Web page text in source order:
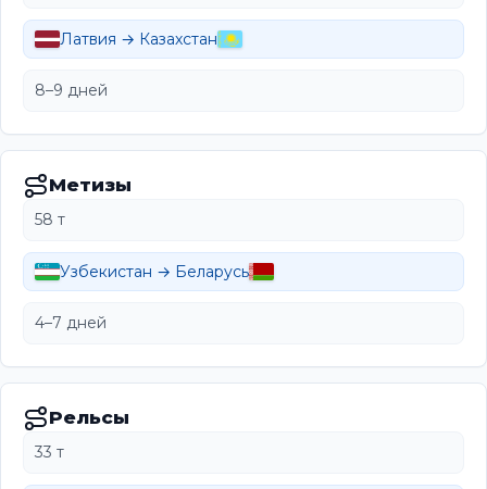
Латвия → Казахстан
8–9 дней
Метизы
58 т
Узбекистан → Беларусь
4–7 дней
Рельсы
33 т